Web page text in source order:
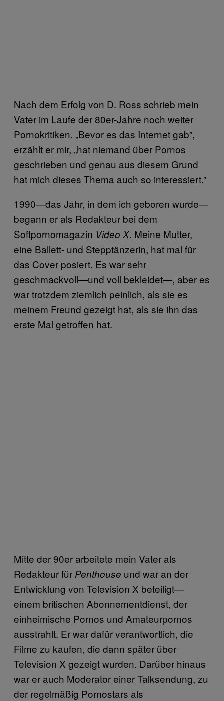
Nach dem Erfolg von D. Ross schrieb mein
Vater im Laufe der 80er-Jahre noch weiter
Pornokritiken. „Bevor es das Internet gab”,
erzählt er mir, „hat niemand über Pornos
geschrieben und genau aus diesem Grund
hat mich dieses Thema auch so interessiert.”
1990—das Jahr, in dem ich geboren wurde—
begann er als Redakteur bei dem
Softpornomagazin Video X. Meine Mutter,
eine Ballett- und Stepptänzerin, hat mal für
das Cover posiert. Es war sehr
geschmackvoll—und voll bekleidet—, aber es
war trotzdem ziemlich peinlich, als sie es
meinem Freund gezeigt hat, als sie ihn das
erste Mal getroffen hat.
Mitte der 90er arbeitete mein Vater als
Redakteur für Penthouse und war an der
Entwicklung von Television X beteiligt—
einem britischen Abonnementdienst, der
einheimische Pornos und Amateurpornos
ausstrahlt. Er war dafür verantwortlich, die
Filme zu kaufen, die dann später über
Television X gezeigt wurden. Darüber hinaus
war er auch Moderator einer Talksendung, zu
der regelmäßig Pornostars als